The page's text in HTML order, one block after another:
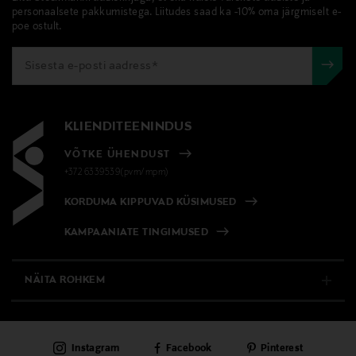
personaalsete pakkumistega. Liitudes saad ka -10% oma järgmiselt e-
poe ostult.
KLIENDITEENINDUS
VÕTKE ÜHENDUST
+372 6339539(pvm/mpm)
KORDUMA KIPPUVAD KÜSIMUSED
KAMPAANIATE TINGIMUSED
NÄITA ROHKEM
PÜSIKLIENDITEENINDUS
Instagram Facebook Pinterest